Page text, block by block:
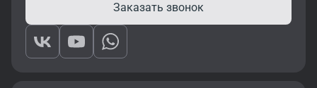
Заказать звонок